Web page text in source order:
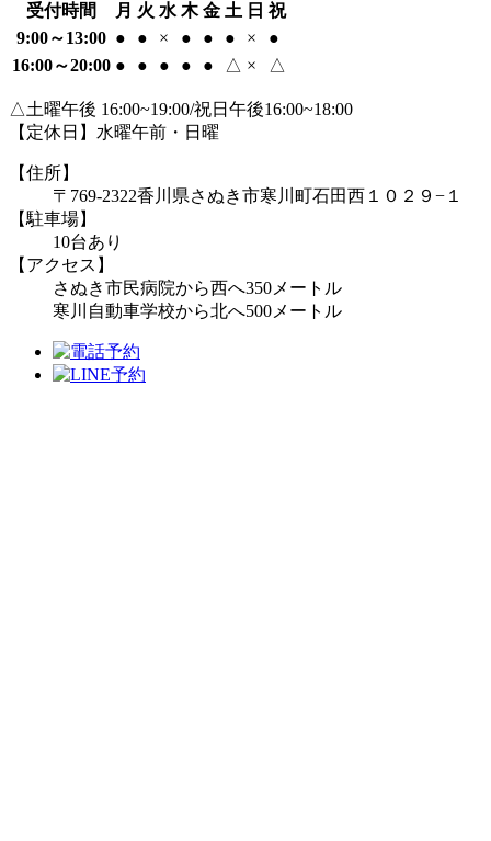
受付時間 月 火 水 木 金 土 日 祝
9:00～13:00 ● ● × ● ● ● ×
●
16:00～20:00 ● ● ● ● ● △ × △
△土曜午後 16:00~19:00/祝日午後16:00~18:00
【定休日】水曜午前・日曜
【住所】
〒769-2322香川県さぬき市寒川町石田西１０２９−１
【駐車場】
10台あり
【アクセス】
さぬき市民病院から西へ350メートル
寒川自動車学校から北へ500メートル